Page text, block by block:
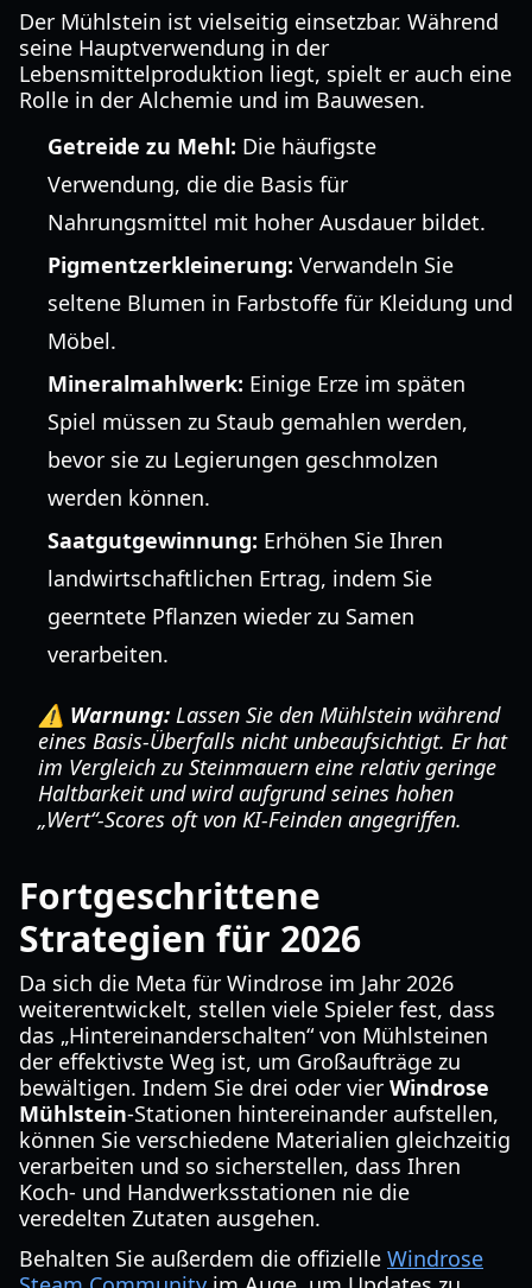
Der Mühlstein ist vielseitig einsetzbar. Während
seine Hauptverwendung in der
Lebensmittelproduktion liegt, spielt er auch eine
Rolle in der Alchemie und im Bauwesen.
Getreide zu Mehl: Die häufigste
Verwendung, die die Basis für
Nahrungsmittel mit hoher Ausdauer bildet.
Pigmentzerkleinerung: Verwandeln Sie
seltene Blumen in Farbstoffe für Kleidung und
Möbel.
Mineralmahlwerk: Einige Erze im späten
Spiel müssen zu Staub gemahlen werden,
bevor sie zu Legierungen geschmolzen
werden können.
Saatgutgewinnung: Erhöhen Sie Ihren
landwirtschaftlichen Ertrag, indem Sie
geerntete Pflanzen wieder zu Samen
verarbeiten.
⚠️ Warnung: Lassen Sie den Mühlstein während
eines Basis-Überfalls nicht unbeaufsichtigt. Er hat
im Vergleich zu Steinmauern eine relativ geringe
Haltbarkeit und wird aufgrund seines hohen
„Wert“-Scores oft von KI-Feinden angegriffen.
Fortgeschrittene
Strategien für 2026
Da sich die Meta für Windrose im Jahr 2026
weiterentwickelt, stellen viele Spieler fest, dass
das „Hintereinanderschalten“ von Mühlsteinen
der effektivste Weg ist, um Großaufträge zu
bewältigen. Indem Sie drei oder vier Windrose
Mühlstein-Stationen hintereinander aufstellen,
können Sie verschiedene Materialien gleichzeitig
verarbeiten und so sicherstellen, dass Ihren
Koch- und Handwerksstationen nie die
veredelten Zutaten ausgehen.
Behalten Sie außerdem die offizielle Windrose